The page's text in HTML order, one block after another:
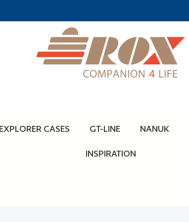
EXPLORER CASES GT-LINE NANUK
INSPIRATION